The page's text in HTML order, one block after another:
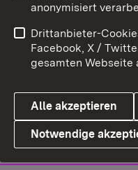
anonymisiert
Drittanbieter-
Facebook, X /
gesamten Webseite
Alle akzeptieren
Notwendige